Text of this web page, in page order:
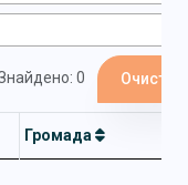
0
Громада